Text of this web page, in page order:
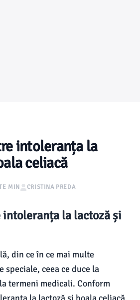
intoleranța la
celiacă
MIN CRISTINA PREDA
la lactoză și
din ce în ce mai multe
speciale, ceea ce duce la
termeni medicali. Conform